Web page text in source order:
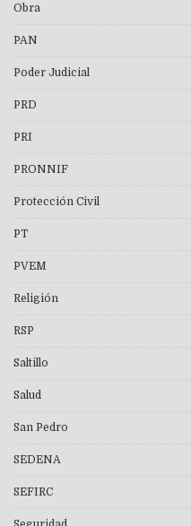
Obra
PAN
Poder Judicial
PRD
PRI
PRONNIF
Protección Civil
PT
PVEM
Religión
RSP
Saltillo
Salud
San Pedro
SEDENA
SEFIRC